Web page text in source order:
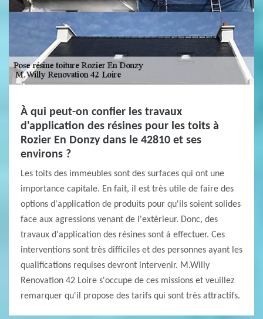
À qui peut-on confier les travaux
d'application des résines pour les toits à
Rozier En Donzy dans le 42810 et ses
environs ?
Les toits des immeubles sont des surfaces qui ont une
importance capitale. En fait, il est très utile de faire des
options d'application de produits pour qu'ils soient solides
face aux agressions venant de l'extérieur. Donc, des
travaux d'application des résines sont à effectuer. Ces
interventions sont très difficiles et des personnes ayant les
qualifications requises devront intervenir. M.Willy
Renovation 42 Loire s'occupe de ces missions et veuillez
remarquer qu'il propose des tarifs qui sont très attractifs.